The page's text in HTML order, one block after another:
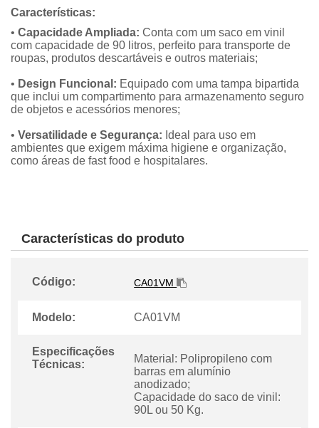
Características:
• Capacidade Ampliada: Conta com um saco em vinil
com capacidade de 90 litros, perfeito para transporte de
roupas, produtos descartáveis e outros materiais;
• Design Funcional: Equipado com uma tampa bipartida
que inclui um compartimento para armazenamento seguro
de objetos e acessórios menores;
• Versatilidade e Segurança: Ideal para uso em
ambientes que exigem máxima higiene e organização,
como áreas de fast food e hospitalares.
Características do produto
Código: CA01VM
Modelo: CA01VM
Especificações
Técnicas:
Material: Polipropileno com
barras em alumínio
anodizado;
Capacidade do saco de vinil:
90L ou 50 Kg.